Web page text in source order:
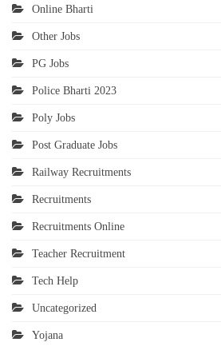
Online Bharti
Other Jobs
PG Jobs
Police Bharti 2023
Poly Jobs
Post Graduate Jobs
Railway Recruitments
Recruitments
Recruitments Online
Teacher Recruitment
Tech Help
Uncategorized
Yojana